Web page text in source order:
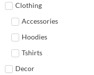
Clothing
Accessories
Hoodies
Tshirts
Decor